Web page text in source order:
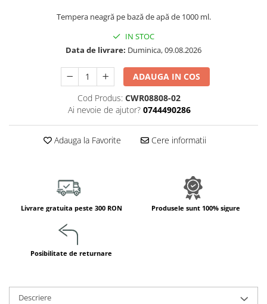
Dezvoltare cognitiva
Jucării de sortare
Dezvoltare psihomotrica
Dezvoltare vestibulara
Jucarii de echilibru
Motricitate fina
Motricitate grosiera
Recunoasterea formelor
Trasee de motricitate
Apa si nisip
Tempera neagră pe bază de apă de 1000 ml.
IN STOC
Data de livrare: Duminica, 09.08.2026
ADAUGA IN COS
Cod Produs: CWR08808-02
Ai nevoie de ajutor? 0744490286
Adauga la Favorite Cere informatii
Livrare gratuita peste 300 RON Produsele sunt 100% sigure
Posibilitate de returnare
Descriere